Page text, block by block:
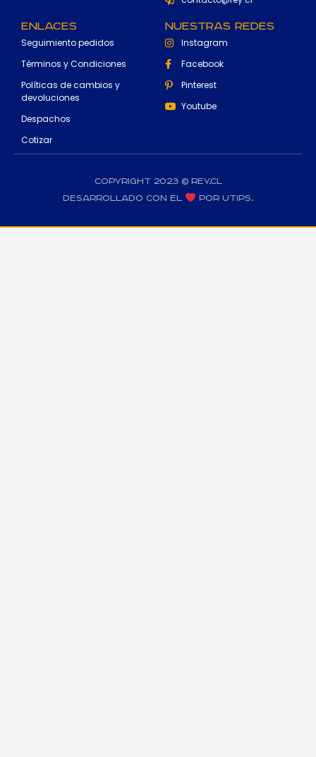
Enlaces
Seguimiento pedidos
Términos y Condiciones
Políticas de cambios y
devoluciones
Despachos
Cotizar
Nuestras Redes
Instagram
Facebook
Pinterest
Youtube
Copyright 2023 © rey.cl
Desarrollado con el
por Utips.